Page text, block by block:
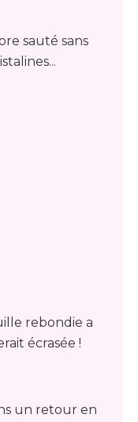
sauté sans
rebondie a
écrasée !
un retour en